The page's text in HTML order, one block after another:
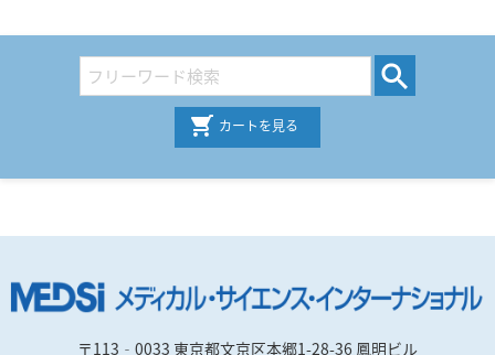
カートを見る
〒113‐0033 東京都文京区本郷1-28-36 鳳明ビル